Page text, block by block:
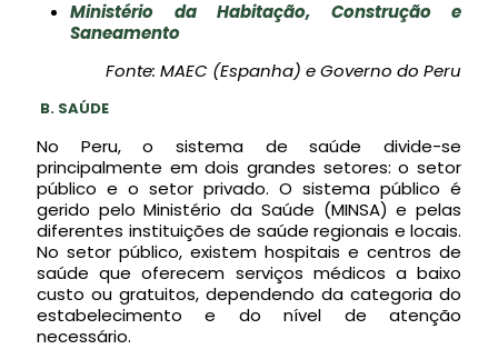
Ministério da Habitação, Construção e
Saneamento
Fonte: MAEC (Espanha) e Governo do Peru
B. SAÚDE
No Peru, o sistema de saúde divide-se
principalmente em dois grandes setores: o setor
público e o setor privado. O sistema público é
gerido pelo Ministério da Saúde (MINSA) e pelas
diferentes instituições de saúde regionais e locais.
No setor público, existem hospitais e centros de
saúde que oferecem serviços médicos a baixo
custo ou gratuitos, dependendo da categoria do
estabelecimento e do nível de atenção
necessário.